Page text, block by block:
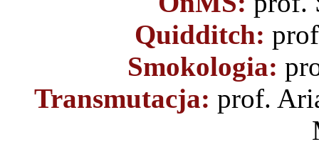
Quidditch:
Smokologia:
Transmutacja: prof.